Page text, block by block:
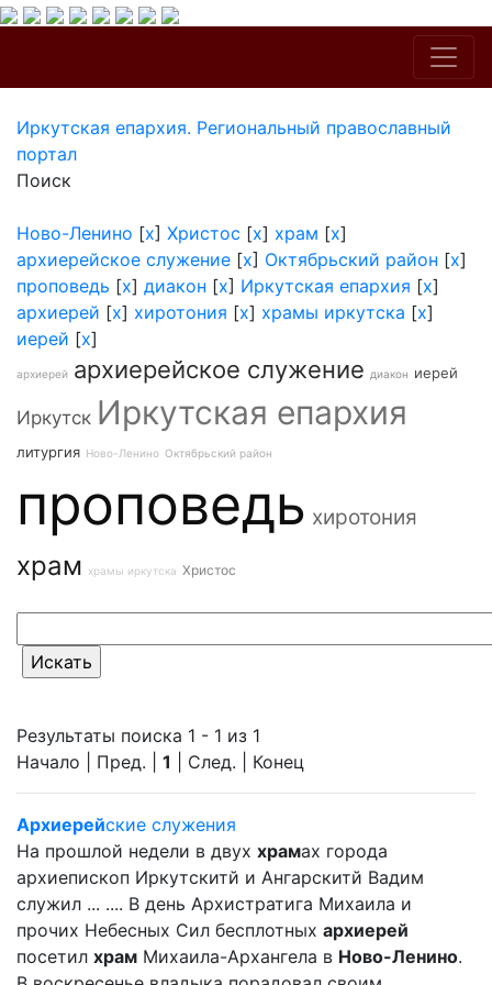
Иркутская епархия. Региональный православный
портал
Поиск
Ново-Ленино [x] Христос [x] храм [x]
архиерейское служение [x] Октябрьский район [x]
проповедь [x] диакон [x] Иркутская епархия [x]
архиерей [x] хиротония [x] храмы иркутска [x]
иерей [x]
архиерей архиерейское служение диакон иерей
Иркутск Иркутская епархия
литургия Ново-Ленино Октябрьский район
проповедь хиротония
храм храмы иркутска Христос
Результаты поиска 1 - 1 из 1
Начало | Пред. | 1 | След. | Конец
Архиерейские служения
На прошлой недели в двух храмах города
архиепископ Иркутскитй и Ангарскитй Вадим
служил ... .... В день Архистратига Михаила и
прочих Небесных Сил бесплотных архиерей
посетил храм Михаила-Архангела в Ново-Ленино.